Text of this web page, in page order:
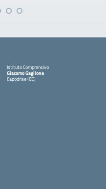
Istituto Comprensivo
Giacomo Gaglione
Capodrise (CE)
— Visita la pagina iniziale della scuola